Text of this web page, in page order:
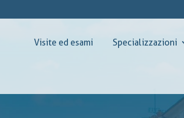
Visite ed esami Specializzazioni